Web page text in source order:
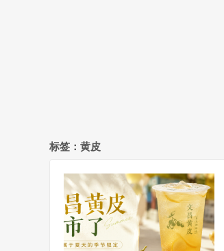
标签：黄皮